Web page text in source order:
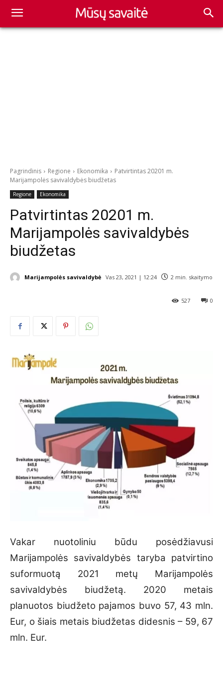
Pagrindinis Regione Ekonomika
Patvirtintas 20201 m.
Marijampolės savivaldybės biudžetas
Regione Ekonomika
Patvirtintas 20201 m.
Marijampolės savivaldybės
biudžetas
Marijampolės savivaldybė Vas 23, 2021 | 12:24 2 min. skaitymo
0
527
Vakar nuotoliniu būdu posėdžiavusi
Marijampolės savivaldybės taryba patvirtino
suformuotą 2021 metų Marijampolės
savivaldybės biudžetą. 2020 metais
planuotos biudžeto pajamos buvo 57, 43 mln.
Eur, o šiais metais biudžetas didesnis – 59, 67
mln. Eur.